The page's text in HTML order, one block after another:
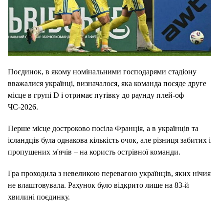
Поєдинок, в якому номінальними господарями стадіону
вважалися українці, визначалося, яка команда посяде друге
місце в групі D і отримає путівку до раунду плей-оф
ЧС-2026.
Перше місце достроково посіла Франція, а в українців та
ісландців була однакова кількість очок, але різниця забитих і
пропущених м'ячів – на користь острівної команди.
Гра проходила з невеликою перевагою українців, яких нічия
не влаштовувала. Рахунок було відкрито лише на 83-й
хвилині поєдинку.